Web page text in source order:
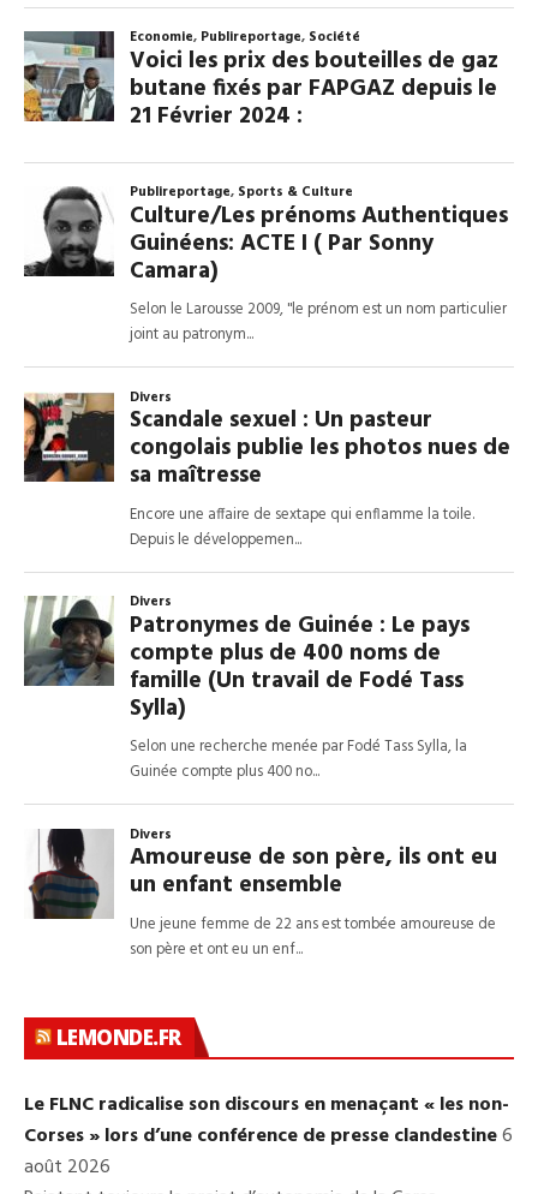
LEMONDE.FR
Le FLNC radicalise son discours en menaçant « les non-
Corses » lors d’une conférence de presse clandestine6
août 2026